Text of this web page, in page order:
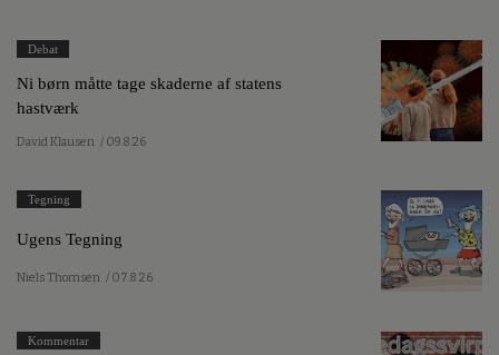
Debat
Ni børn måtte tage skaderne af statens
hastværk
David Klausen / 09.8.26
Tegning
Ugens Tegning
Niels Thomsen / 07.8.26
Kommentar